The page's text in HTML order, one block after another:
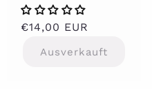
Normaler
€14,00 EUR
Ausverkauft